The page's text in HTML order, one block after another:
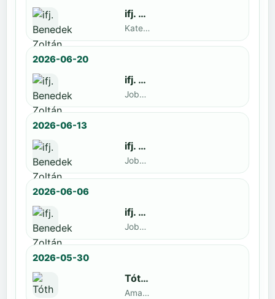
ifj. Benedek Zoltán
Kategoria1 neve · döntős: Lajkó Hunor
2026-06-20
ifj. Benedek Zoltán
Jobbak · döntős: Szatmári István
2026-06-13
ifj. Benedek Zoltán
Jobbak · döntős: Kende Mátyás
2026-06-06
ifj. Benedek Zoltán
Jobbak · döntős: Marko Novkov
2026-05-30
Tóth Benett
Amatőr · döntős: ifj. Benedek Zoltán